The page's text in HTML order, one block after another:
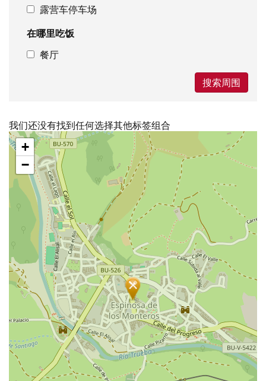
露营车停车场
在哪里吃饭
餐厅
搜索周围
我们还没有找到任何选择其他标签组合
跳
过
地
图
+
−